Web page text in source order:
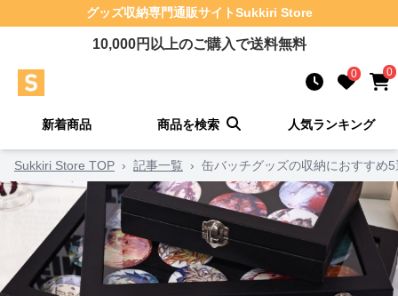
グッズ収納専門通販サイトSukkiri Store
10,000円以上のご購入で送料無料
0 0
新着商品 商品を検索 人気ランキング
Sukkiri Store TOP › 記事一覧 › 缶バッチグッズの収納におすすめ